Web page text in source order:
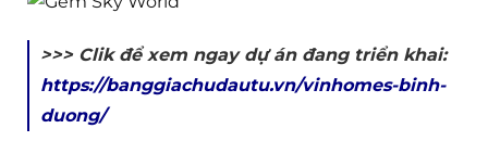
>>> Clik để xem ngay dự án đang triển khai:
https://banggiachudautu.vn/vinhomes-binh-
duong/